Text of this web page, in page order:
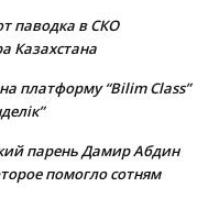
паводка в СКО
Казахстана
платформу “Bilim Class”
парень Дамир Абдин
помогло сотням